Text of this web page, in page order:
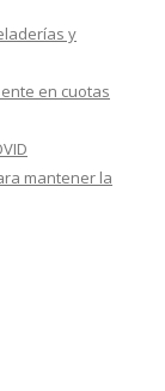
y
en cuotas
mantener la